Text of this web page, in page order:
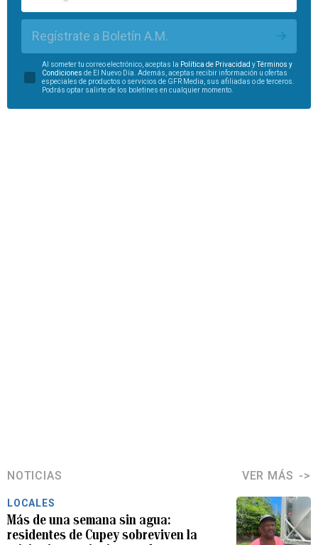
Regístrate a Boletín A.M.
Al someter tu correo electrónico, aceptas la Política de Privacidad yTérminos y
Condiciones de El Nuevo Día. Además, aceptas recibir información u ofertas
especiales de productos o servicios de GFR Media, sus afiliadas o de terceros.
Podrás optar salirte de los boletines en cualquier momento.
NOTICIAS VER MÁS
LOCALES
Más de una semana sin agua:
residentes de Cupey sobreviven la